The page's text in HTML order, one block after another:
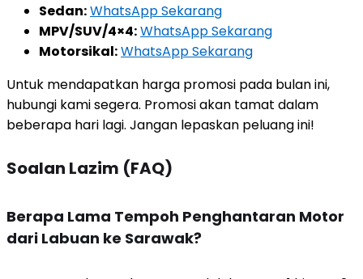
Sedan:WhatsApp Sekarang
MPV/SUV/4×4:WhatsApp Sekarang
Motorsikal:WhatsApp Sekarang
Untuk mendapatkan harga promosi pada bulan ini,
hubungi kami segera. Promosi akan tamat dalam
beberapa hari lagi. Jangan lepaskan peluang ini!
Soalan Lazim (FAQ)
Berapa Lama Tempoh Penghantaran Motor
dari Labuan ke Sarawak?